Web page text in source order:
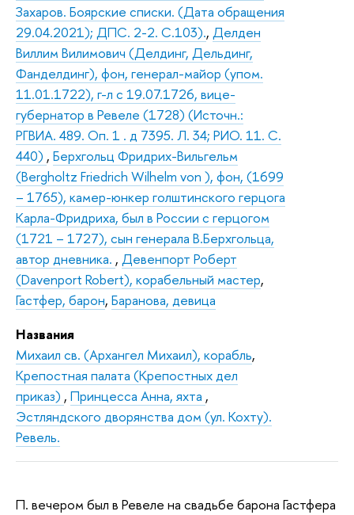
Захаров. Боярские списки. (Дата обращения
29.04.2021); ДПС. 2-2. С.103)., Делден
Виллим Вилимович (Делдинг, Дельдинг,
Фанделдинг), фон, генерал-майор (упом.
11.01.1722), г-л с 19.07.1726, вице-
губернатор в Ревеле (1728) (Источн.:
РГВИА. 489. Оп. 1 . д 7395. Л. 34; РИО. 11. С.
440) , Берхгольц Фридрих-Вильгельм
(Bergholtz Friedrich Wilhelm von ), фон, (1699
– 1765), камер-юнкер голштинского герцога
Карла-Фридриха, был в России с герцогом
(1721 – 1727), сын генерала В.Берхгольца,
автор дневника. , Девенпорт Роберт
(Davenport Robert), корабельный мастер,
Гастфер, барон, Баранова, девица
Названия
Михаил св. (Архангел Михаил), корабль,
Крепостная палата (Крепостных дел
приказ) , Принцесса Анна, яхта ,
Эстляндского дворянства дом (ул. Кохту).
Ревель.
П. вечером был в Ревеле на свадьбе барона Гастфера